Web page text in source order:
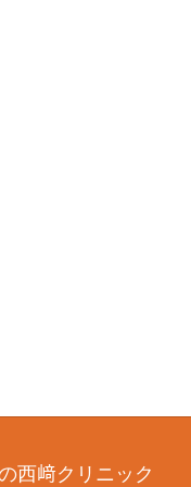
西﨑クリニック